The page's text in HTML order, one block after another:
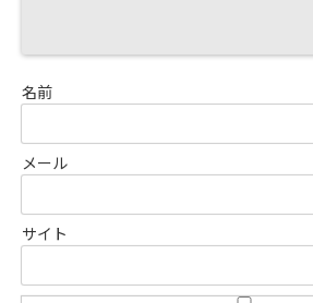
名前
メール
サイト